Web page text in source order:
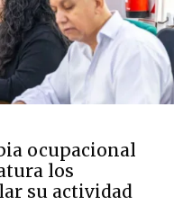
ocupacional
los
su actividad